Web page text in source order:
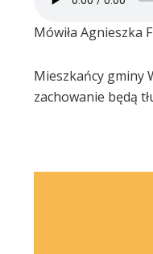
Mówiła Agnieszka
Mieszkańcy gminy
zachowanie będą